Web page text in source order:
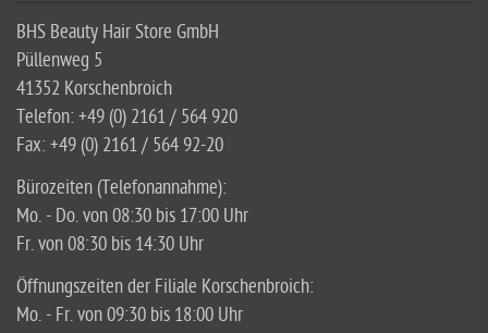
BHS Beauty Hair Store GmbH
Püllenweg 5
41352 Korschenbroich
Telefon: +49 (0) 2161 / 564 920
Fax: +49 (0) 2161 / 564 92-20
Bürozeiten (Telefonannahme):
Mo. - Do. von 08:30 bis 17:00 Uhr
Fr. von 08:30 bis 14:30 Uhr
Öffnungszeiten der Filiale Korschenbroich:
Mo. - Fr. von 09:30 bis 18:00 Uhr